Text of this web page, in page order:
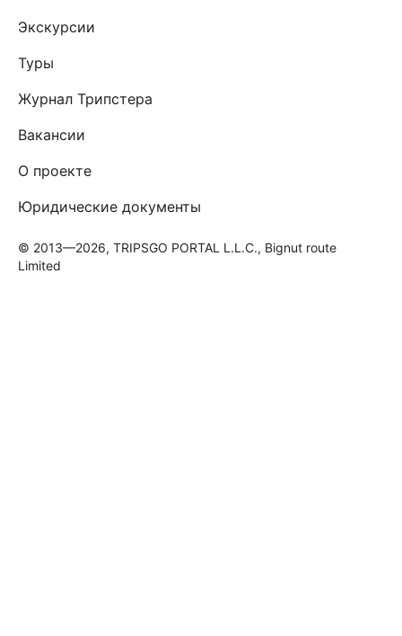
Экскурсии
Туры
Журнал Трипстера
Вакансии
О проекте
Юридические документы
© 2013—2026, TRIPSGO PORTAL L.L.C., Bignut route
Limited